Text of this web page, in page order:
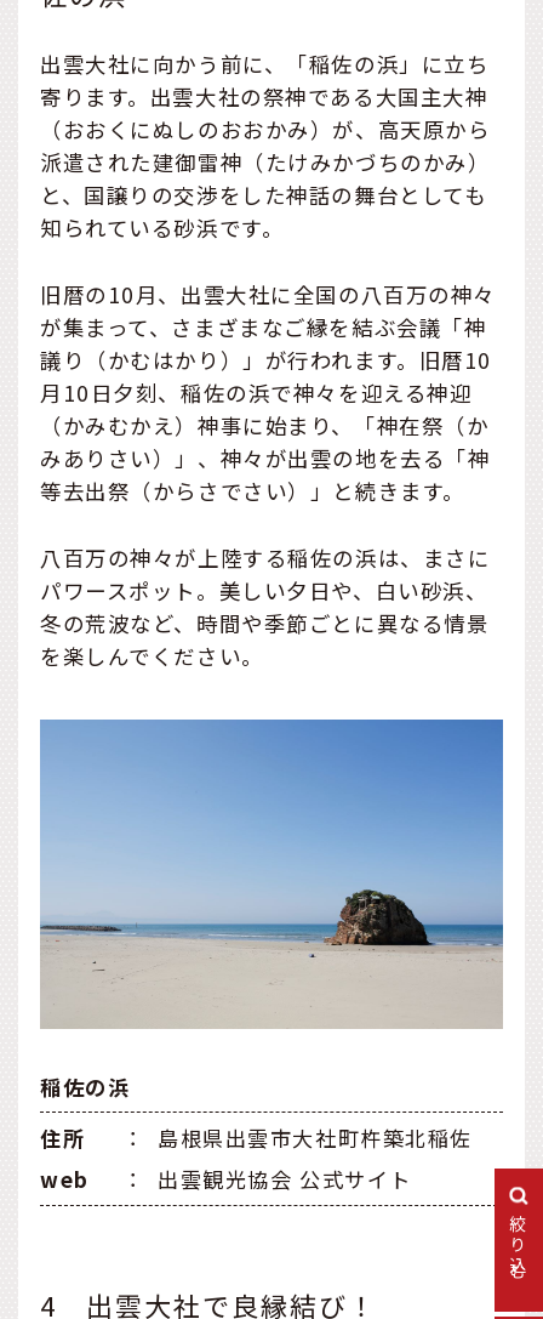
絞り込む
出雲大社に向かう前に、「稲佐の浜」に立ち
寄ります。出雲大社の祭神である大国主大神
（おおくにぬしのおおかみ）が、高天原から
派遣された建御雷神（たけみかづちのかみ）
と、国譲りの交渉をした神話の舞台としても
知られている砂浜です。
旧暦の10月、出雲大社に全国の八百万の神々
が集まって、さまざまなご縁を結ぶ会議「神
議り（かむはかり）」が行われます。旧暦10
月10日夕刻、稲佐の浜で神々を迎える神迎
（かみむかえ）神事に始まり、「神在祭（か
みありさい）」、神々が出雲の地を去る「神
等去出祭（からさでさい）」と続きます。
八百万の神々が上陸する稲佐の浜は、まさに
パワースポット。美しい夕日や、白い砂浜、
冬の荒波など、時間や季節ごとに異なる情景
を楽しんでください。
稲佐の浜
住所
：
島根県出雲市大社町杵築北稲佐
web
： 出雲観光協会 公式サイト
4 出雲大社で良縁結び！